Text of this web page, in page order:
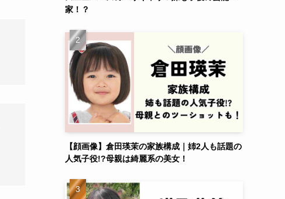
家！？
【顔画像】倉田瑛茉の家族構成｜姉2人も話題の
人気子役!?母親は綺麗系の美女！